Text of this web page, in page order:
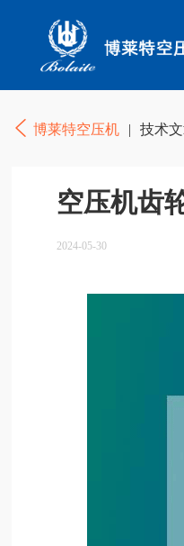
博莱特空压机 | 技术
空压机齿
2024-05-30